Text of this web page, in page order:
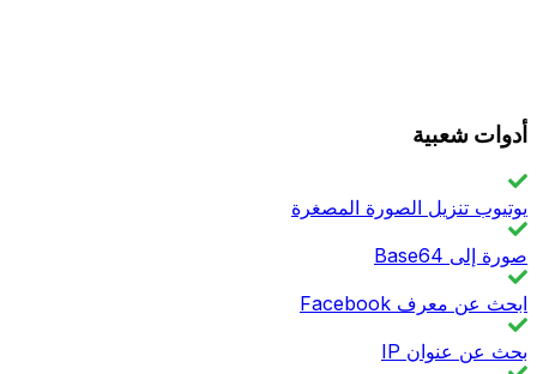
أدوات شعبية
يوتيوب تنزيل الصورة المصغرة
صورة إلى Base64
ابحث عن معرف Facebook
بحث عن عنوان IP